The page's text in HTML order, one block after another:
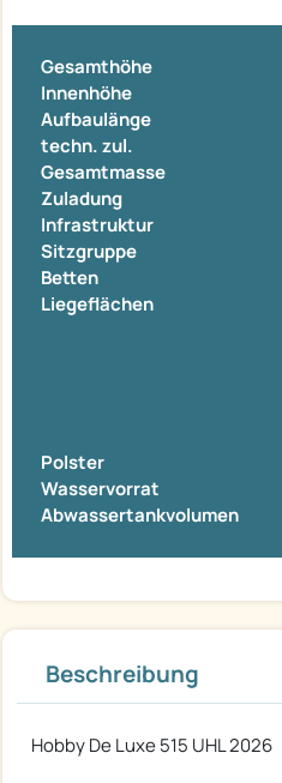
Gesamthöhe
Innenhöhe
Aufbaulänge
techn. zul.
Gesamtmasse
Zuladung
Infrastruktur
Sitzgruppe
Betten
Liegeflächen
Polster
Wasservorrat
Abwassertankvolumen
Beschreibung
Hobby De Luxe 515 UHL 2026